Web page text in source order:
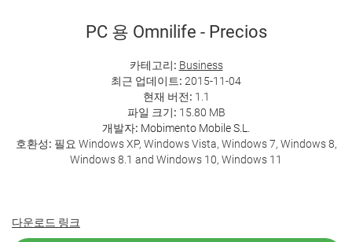
PC 용 Omnilife - Precios
카테고리: Business
최근 업데이트: 2015-11-04
현재 버전: 1.1
파일 크기: 15.80 MB
개발자: Mobimento Mobile S.L.
호환성: 필요 Windows XP, Windows Vista, Windows 7, Windows 8,
Windows 8.1 and Windows 10, Windows 11
다운로드 링크